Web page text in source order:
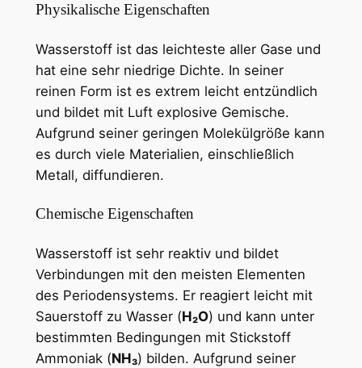
Physikalische Eigenschaften
Wasserstoff ist das leichteste aller Gase und
hat eine sehr niedrige Dichte. In seiner
reinen Form ist es extrem leicht entzündlich
und bildet mit Luft explosive Gemische.
Aufgrund seiner geringen Molekülgröße kann
es durch viele Materialien, einschließlich
Metall, diffundieren.
Chemische Eigenschaften
Wasserstoff ist sehr reaktiv und bildet
Verbindungen mit den meisten Elementen
des Periodensystems. Er reagiert leicht mit
Sauerstoff zu Wasser (H₂O) und kann unter
bestimmten Bedingungen mit Stickstoff
Ammoniak (NH₃) bilden. Aufgrund seiner